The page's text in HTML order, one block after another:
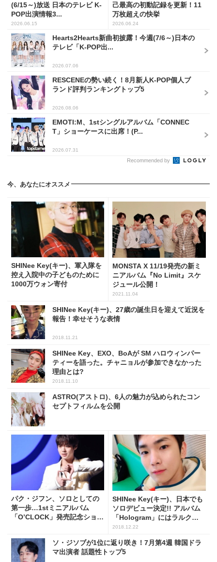
(6/15～)放送 日本のテレビ K-
POP出演情報3...
2026.06.15
己最高の初動記録を更新！11
万枚超えの快挙
2026.06.24
Hearts2Hearts新曲初披露！今週(7/6～)日本の
テレビ「K-POP出...
2026.07.06
RESCENEの勢い続く！8月新人K-POP個人ブ
ランド評判ランキングトップ5
2026.08.06
EMOTI:M、1stシングルアルバム「CONNEC
T」ショーケースに出席！(P...
2026.07.31
Recommended by
今、あなたにオススメ
SHINee Key(キー)、軍入隊を
控え入院中の子どものために
1000万ウォン寄付
MONSTA X 11/19発売の新ミ
ニアルバム『No Limit』スケ
ジュール公開！
2021.11.04
SHINee Key(キー)、27歳の誕生日を迎えて近況を
報告！幸せそうな表情
2018.11.21
SHINee Key、EXO、BoAが SM ハロウィンパー
ティーを語った。チャニョルが参加できなかった
理由とは?
2018.11.10
ASTRO(アストロ)、6人の魅力が込められたコン
セプトフィルムを公開
パク・ジフン、ソロとしての
第一歩…1stミニアルバム
「O’CLOCK」発売記念ショー
SHINee Key(キー)、日本でも
ソロデビュー決定!! アルバム
「Hologram」にはラルク
TETSUが楽曲提供も
2018.12.22
ソ・ジソブが1位に返り咲き！7月第4週 韓国ドラ
マ出演者 話題性トップ5